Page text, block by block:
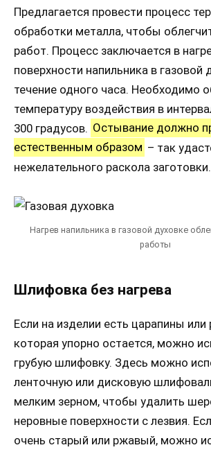
Предлагается провести процесс
обработки металла, чтобы
работ. Процесс заключается в
поверхности напильника в газовой
течение одного часа. Необходимо
температуру воздействия в
300 градусов. Остывание должно
естественным образом – так
нежелательного раскола заготовки.
Нагрев напильника в газовой духовке
работы
Шлифовка без нагрева
Если на изделии есть царапины или
которая упорно остается, можно
грубую шлифовку. Здесь можно
ленточную или дисковую
мелким зерном, чтобы удалить
неровные поверхности с лезвия.
очень старый или ржавый, можно